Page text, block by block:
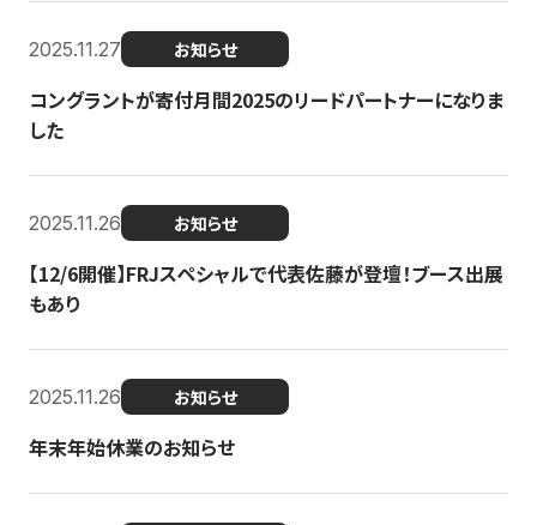
2025.11.27 お知らせ
コングラントが寄付月間2025のリードパートナーになりま
した
2025.11.26 お知らせ
【12/6開催】FRJスペシャルで代表佐藤が登壇！ブース出展
もあり
2025.11.26 お知らせ
年末年始休業のお知らせ